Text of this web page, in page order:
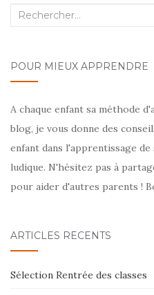
Recherche
POUR MIEUX APPRENDRE
A chaque enfant sa méthode
blog, je vous donne des
enfant dans l'apprentissage
ludique. N'hésitez pas à
pour aider d'autres parents !
ARTICLES RÉCENTS
Sélection Rentrée des classes